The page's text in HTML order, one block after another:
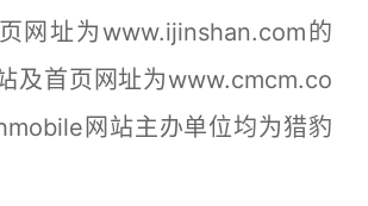
址为www.ijinshan.com的
及首页网址为www.cmcm.co
网站主办单位均为猎豹